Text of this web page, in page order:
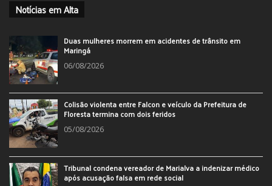
Notícias em Alta
Duas mulheres morrem em acidentes de trânsito em
Maringá
06/08/2026
Colisão violenta entre Falcon e veículo da Prefeitura de
Floresta termina com dois feridos
05/08/2026
Tribunal condena vereador de Marialva a indenizar médico
após acusação falsa em rede social